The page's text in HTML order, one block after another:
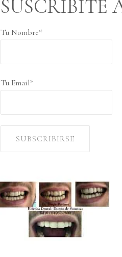
SUSCRIBITE
Tu Nombre*
Tu Email*